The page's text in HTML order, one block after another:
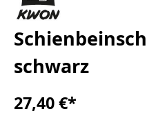
schwarz
27,40 €*